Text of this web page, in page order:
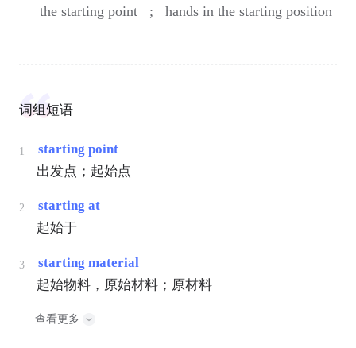
the starting point ; hands in the starting position
词组短语
1
starting point
出发点；起始点
2
starting at
起始于
3
starting material
起始物料，原始材料；原材料
查看更多